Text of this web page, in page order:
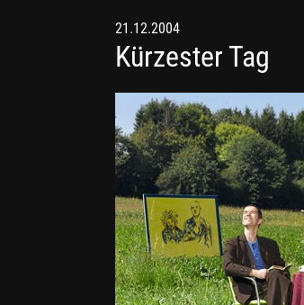
21.12.2004
Kürzester Tag